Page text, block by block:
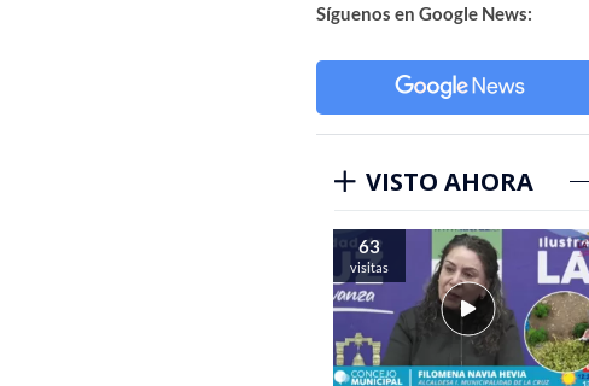
Síguenos en Google News:
VISTO AHORA
63
visitas